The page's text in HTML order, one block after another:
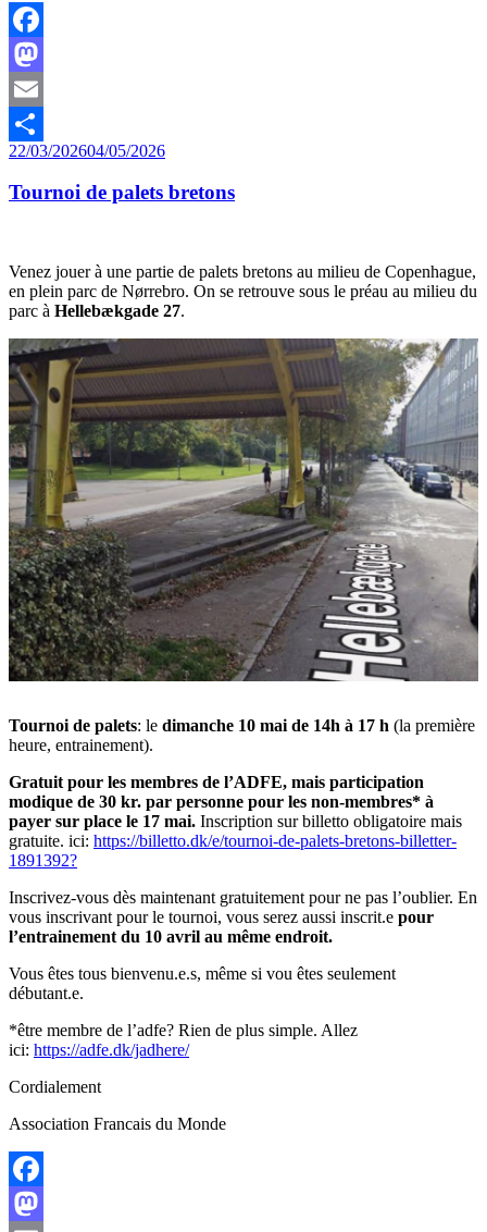
Facebook
Mastodon
Email
Partager
Publié
22/03/202604/05/2026
Tournoi de palets bretons
Venez jouer à une partie de palets bretons au milieu de Copenhague,
en plein parc de Nørrebro. On se retrouve sous le préau au milieu du
parc à Hellebækgade 27.
Tournoi de palets: le dimanche 10 mai de 14h à 17 h (la première
heure, entrainement).
Gratuit pour les membres de l’ADFE, mais participation
modique de 30 kr. par personne pour les non-membres* à
payer sur place le 17 mai. Inscription sur billetto obligatoire mais
gratuite. ici: https://billetto.dk/e/tournoi-de-palets-bretons-billetter-
1891392?
Inscrivez-vous dès maintenant gratuitement pour ne pas l’oublier. En
vous inscrivant pour le tournoi, vous serez aussi inscrit.e pour
l’entrainement du 10 avril au même endroit.
Vous êtes tous bienvenu.e.s, même si vou êtes seulement
débutant.e.
*être membre de l’adfe? Rien de plus simple. Allez
ici: https://adfe.dk/jadhere/
Cordialement
Association Francais du Monde
Facebook